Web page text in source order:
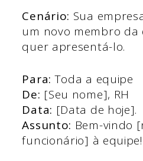
Cenário: Sua
um novo membro da
quer apresentá-lo.
Para: Toda a equipe
De: [Seu nome], RH
Data: [Data de hoje].
Assunto: Bem-vindo
funcionário] à equipe!